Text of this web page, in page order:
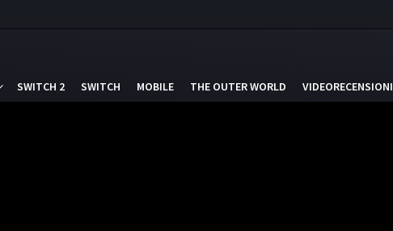
SWITCH 2 SWITCH MOBILE THE OUTER WORLD VIDEORECENSIONI